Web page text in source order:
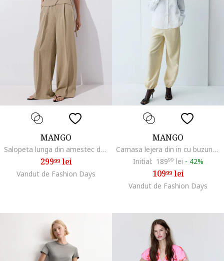
MANGO
Salopeta lunga din amestec de lyocell cu model 2in1, Maro nisip
29999lei
Vandut de Fashion Days
MANGO
Camasa lejera din in cu buzunar pe piept, Alb
Initial: 18999 lei - 42%
10999lei
Vandut de Fashion Days